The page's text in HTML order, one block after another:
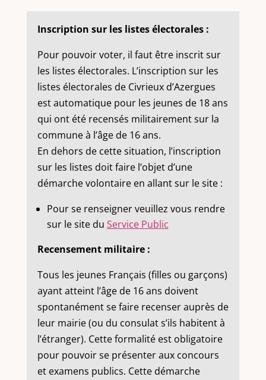
Inscription sur les listes électorales :
Pour pouvoir voter, il faut être inscrit sur
les listes électorales. L’inscription sur les
listes électorales de Civrieux d’Azergues
est automatique pour les jeunes de 18 ans
qui ont été recensés militairement sur la
commune à l’âge de 16 ans.
En dehors de cette situation, l’inscription
sur les listes doit faire l’objet d’une
démarche volontaire en allant sur le site :
Pour se renseigner veuillez vous rendre
sur le site du Service Public
Recensement militaire :
Tous les jeunes Français (filles ou garçons)
ayant atteint l’âge de 16 ans doivent
spontanément se faire recenser auprès de
leur mairie (ou du consulat s’ils habitent à
l’étranger). Cette formalité est obligatoire
pour pouvoir se présenter aux concours
et examens publics. Cette démarche